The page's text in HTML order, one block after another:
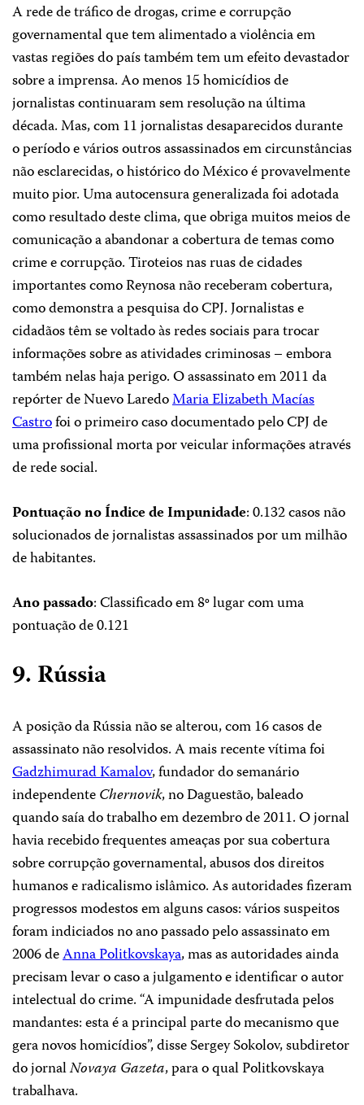
A rede de tráfico de drogas, crime e corrupção
governamental que tem alimentado a violência em
vastas regiões do país também tem um efeito devastador
sobre a imprensa. Ao menos 15 homicídios de
jornalistas continuaram sem resolução na última
década. Mas, com 11 jornalistas desaparecidos durante
o período e vários outros assassinados em circunstâncias
não esclarecidas, o histórico do México é provavelmente
muito pior. Uma autocensura generalizada foi adotada
como resultado deste clima, que obriga muitos meios de
comunicação a abandonar a cobertura de temas como
crime e corrupção. Tiroteios nas ruas de cidades
importantes como Reynosa não receberam cobertura,
como demonstra a pesquisa do CPJ. Jornalistas e
cidadãos têm se voltado às redes sociais para trocar
informações sobre as atividades criminosas – embora
também nelas haja perigo. O assassinato em 2011 da
repórter de Nuevo LaredoMaria Elizabeth Macías
Castrofoi o primeiro caso documentado pelo CPJ de
uma profissional morta por veicular informações através
de rede social.
Pontuação no Índice de Impunidade: 0.132 casos não
solucionados de jornalistas assassinados por um milhão
de habitantes.
Ano passado: Classificado em 8º lugar com uma
pontuação de 0.121
9. Rússia
A posição da Rússia não se alterou, com 16 casos de
assassinato não resolvidos. A mais recente vítima foi
Gadzhimurad Kamalov, fundador do semanário
independenteChernovik, no Daguestão, baleado
quando saía do trabalho em dezembro de 2011. O jornal
havia recebido frequentes ameaças por sua cobertura
sobre corrupção governamental, abusos dos direitos
humanos e radicalismo islâmico. As autoridades fizeram
progressos modestos em alguns casos: vários suspeitos
foram indiciados no ano passado pelo assassinato em
2006 deAnna Politkovskaya, mas as autoridades ainda
precisam levar o caso a julgamento e identificar o autor
intelectual do crime. “A impunidade desfrutada pelos
mandantes: esta é a principal parte do mecanismo que
gera novos homicídios”, disse Sergey Sokolov, subdiretor
do jornalNovaya Gazeta, para o qual Politkovskaya
trabalhava.